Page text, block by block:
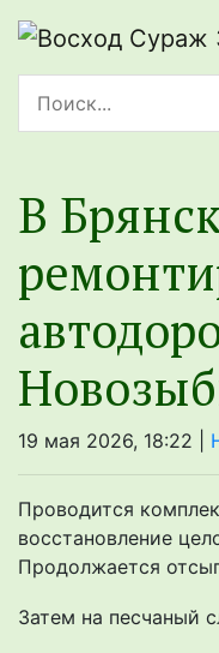
В
19 мая 2026, 18:22 |
Проводится
восстановление
Продолжается
Затем на песчаный